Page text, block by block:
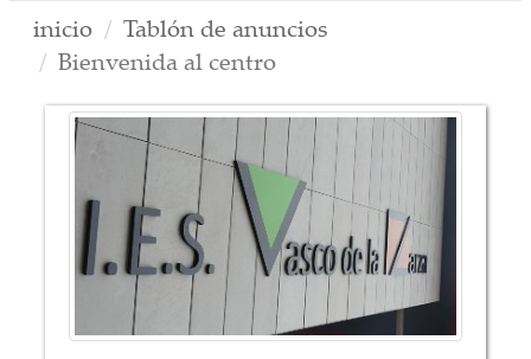
inicio
Tablón de anuncios
Bienvenida al centro